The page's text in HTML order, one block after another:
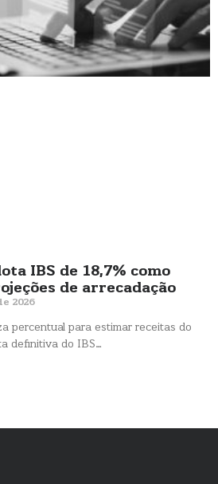
IBS de 18,7% como
de arrecadação
2026
percentual para estimar receitas do
definitiva do IBS…